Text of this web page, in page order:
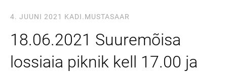
4. JUUNI 2021 KADI.MUSTASAAR
18.06.2021 Suuremõisa
lossiaia piknik kell 17.00 ja